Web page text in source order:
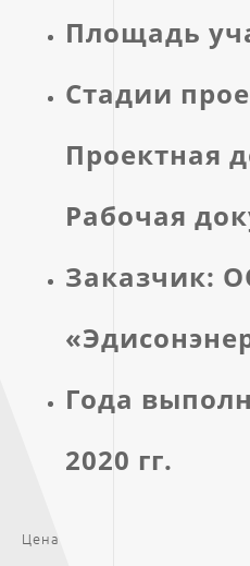
Площадь
Стадии
Проектная
Рабочая
Заказчик:
Года
2020 гг.
Цена